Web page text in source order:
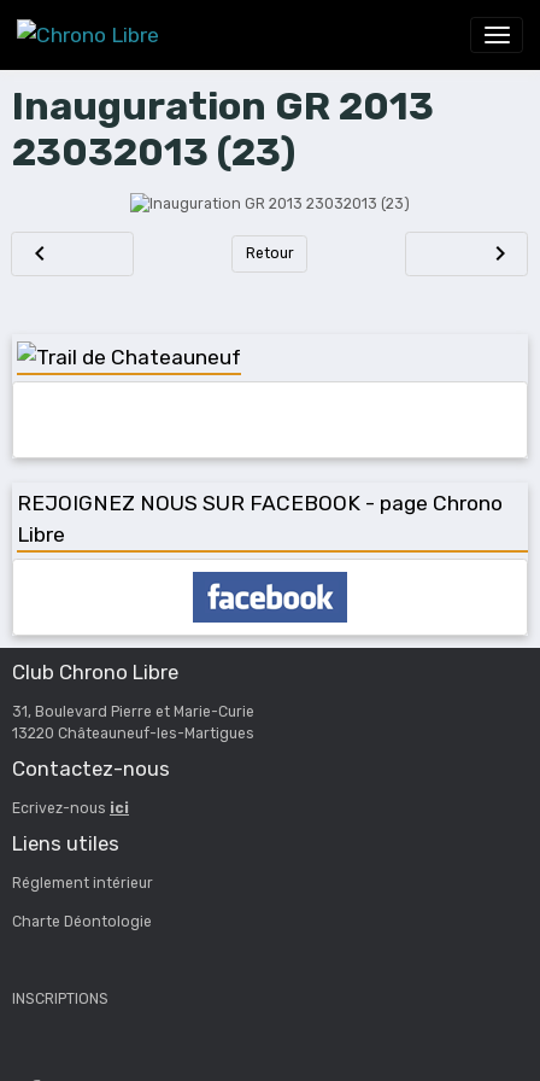
Inauguration GR 2013
23032013 (23)
Retour
REJOIGNEZ NOUS SUR FACEBOOK - page Chrono
Libre
Club Chrono Libre
31, Boulevard Pierre et Marie-Curie
13220 Châteauneuf-les-Martigues
Contactez-nous
Ecrivez-nous ici
Liens utiles
Réglement intérieur
Charte Déontologie
INSCRIPTIONS